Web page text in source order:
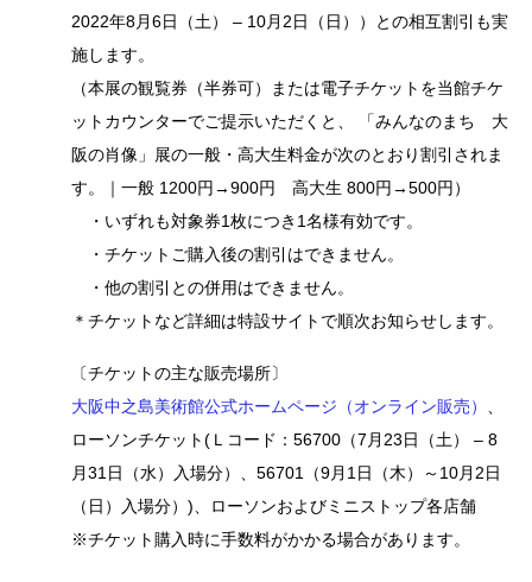
2022年8月6日（土） – 10月2日（日））との相互割引も実
施します。
（本展の観覧券（半券可）または電子チケットを当館チケ
ットカウンターでご提示いただくと、 「みんなのまち 大
阪の肖像」展の一般・高大生料金が次のとおり割引されま
す。｜一般 1200円→900円 高大生 800円→500円）
・いずれも対象券1枚につき1名様有効です。
・チケットご購入後の割引はできません。
・他の割引との併用はできません。
＊チケットなど詳細は特設サイトで順次お知らせします。
〔チケットの主な販売場所〕
大阪中之島美術館公式ホームページ（オンライン販売） 、
ローソンチケット(Ｌコード：56700（7月23日（土） – 8
月31日（水）入場分）、56701（9月1日（木）～10月2日
（日）入場分）)、ローソンおよびミニストップ各店舗
※チケット購入時に手数料がかかる場合があります。